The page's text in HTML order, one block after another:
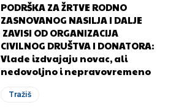
PODRŠKA ZA ŽRTVE RODNO
ZASNOVANOG NASILJA I DALJE
ZAVISI OD ORGANIZACIJA
CIVILNOG DRUŠTVA I DONATORA:
Vlade izdvajaju novac, ali
nedovoljno i nepravovremeno
Tražiš